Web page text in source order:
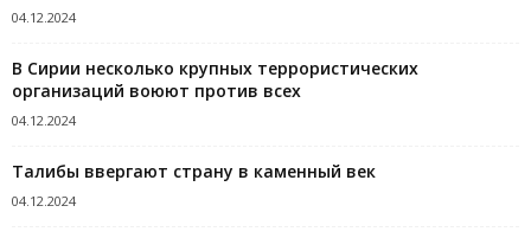
04.12.2024
В Сирии несколько крупных террористических
организаций воюют против всех
04.12.2024
Талибы ввергают страну в каменный век
04.12.2024